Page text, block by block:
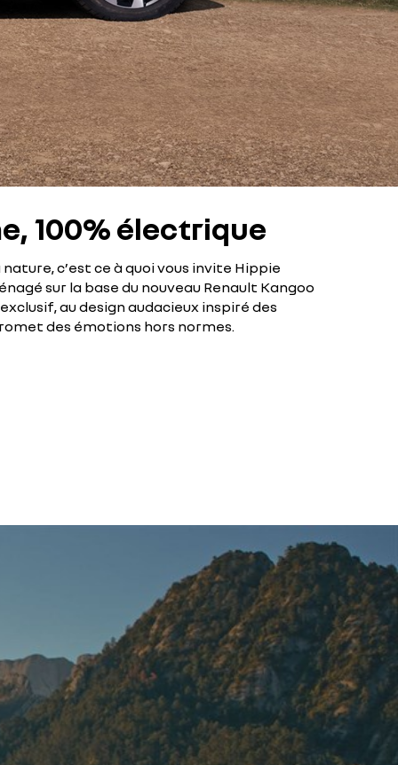
100% électrique
c’est ce à quoi vous invite Hippie
sur la base du nouveau Renault Kangoo
au design audacieux inspiré des
des émotions hors normes.